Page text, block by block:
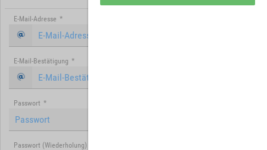
E-Mail-Adresse *
E-Mail-Bestätigung *
Passwort *
Passwort (Wiederholung)